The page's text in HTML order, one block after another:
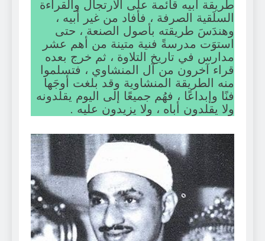
طريقة أبيه قائمة على الارتجال والقراءة
السلَقية الصرفة ، فأفاد من غير أبيه ،
وهندَسَ طريقته بأصول الصنعة ، حتى
استوَت مدرسةً فنية متينة من أهم عشر
مدارس في تاريخ التلاوة ، ثم خرج بعده
قراء آخرون من آل المنشاوي ، فتسلموا
منه الطريقة المنشاوية وقد بلغت أوجَها
فنًا وإبداعًا ، فهُم جميعًا إلى اليوم يقلدونه
ولا يقلدون أباه ، ولا يزيدون عليه .